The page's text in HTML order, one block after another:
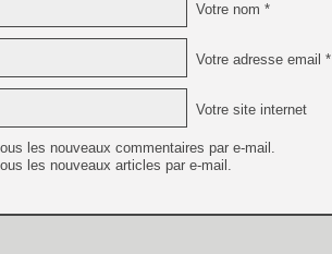
Votre nom *
Votre adresse email *
Votre site internet
les nouveaux commentaires par e-mail.
les nouveaux articles par e-mail.